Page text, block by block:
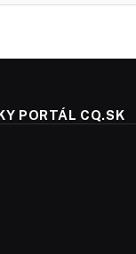
PORTÁL CQ.SK